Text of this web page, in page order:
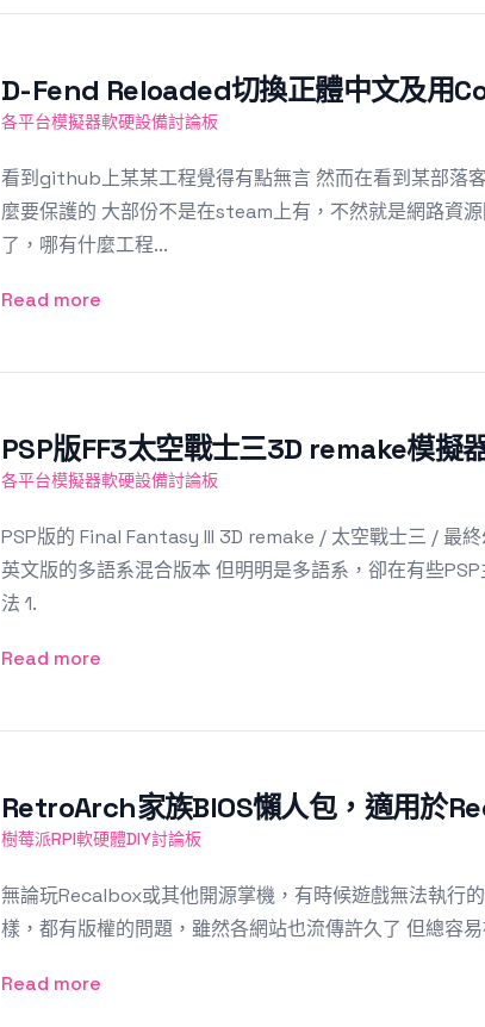
D-Fend Reloaded切換正體中文及用
各平台模擬器軟硬設備討論板
看到github上某某工程覺得有點無言 然而在看到某部落
麼要保護的 大部份不是在steam上有，不然就是網路資
了，哪有什麼工程...
Read more
PSP版FF3太空戰士三3D remake模擬
各平台模擬器軟硬設備討論板
PSP版的 Final Fantasy III 3D remake / 太空戰士三 / 最
英文版的多語系混合版本 但明明是多語系，卻在有些
法 1.
Read more
RetroArch家族BIOS懶人包，適用於
樹莓派RPI軟硬體DIY討論板
無論玩Recalbox或其他開源掌機，有時候遊戲無法執行
樣，都有版權的問題，雖然各網站也流傳許久了 但總容
Read more